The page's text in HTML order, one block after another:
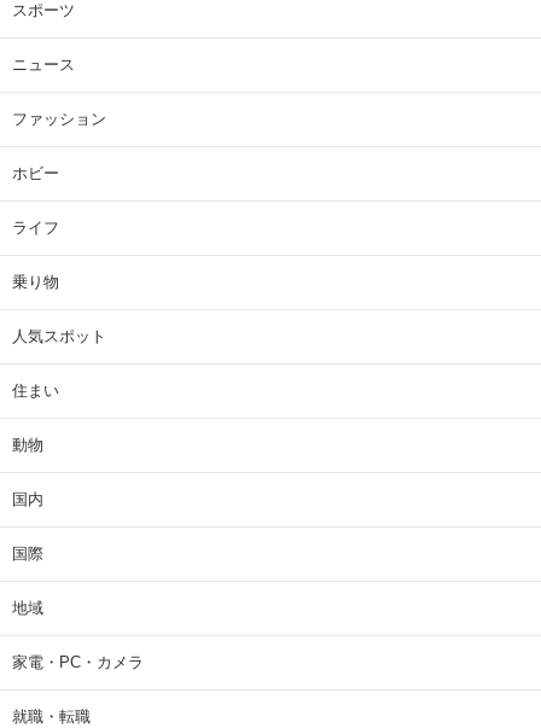
スポーツ
ニュース
ファッション
ホビー
ライフ
乗り物
人気スポット
住まい
動物
国内
国際
地域
家電・PC・カメラ
就職・転職